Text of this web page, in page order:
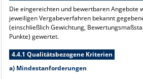
Die eingereichten und bewertbaren Angebote
jeweiligen Vergabeverfahren bekannt
(einschließlich Gewichtung,
Punkte) gewertet.
4.4.1 Qualitätsbezogene Kriterien
a) Mindestanforderungen